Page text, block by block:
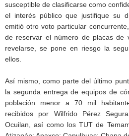
susceptible de clasificarse como
el interés público que justifique su
emitió otro voto particular
de reservar el número de placas de
revelarse, se pone en riesgo la
ellos.
Así mismo, como parte del último
la segunda entrega de equipos de
población menor a 70 mil
recibidos por Wilfrido Pérez
Ocuilan, así como los TUT de